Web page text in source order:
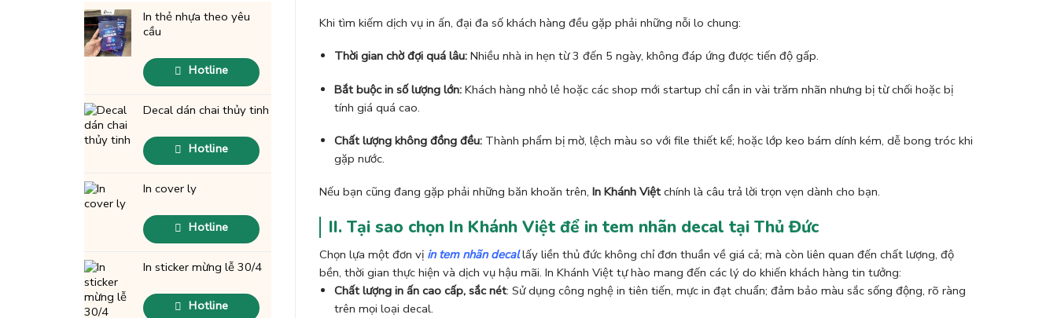
Sticker
GIÁ
In thẻ nhựa theo yêu
cầu
Hotline
Decal dán chai thủy tinh
Hotline
In cover ly
Hotline
In sticker mừng lễ 30/4
Hotline
Khi tìm kiếm dịch vụ in ấn, đại đa số khách hàng đều gặp phải những nỗi lo chung:
Thời gian chờ đợi quá lâu:Nhiều nhà in hẹn từ 3 đến 5 ngày, không đáp ứng được tiến độ gấp.
Bắt buộc in số lượng lớn:Khách hàng nhỏ lẻ hoặc các shop mới startup chỉ cần in vài trăm nhãn nhưng bị từ chối hoặc bị
tính giá quá cao.
Chất lượng không đồng đều:Thành phẩm bị mờ, lệch màu so với file thiết kế; hoặc lớp keo bám dính kém, dễ bong tróc khi
gặp nước.
Nếu bạn cũng đang gặp phải những băn khoăn trên, In Khánh Việtchính là câu trả lời trọn vẹn dành cho bạn.
II. Tại sao chọn In Khánh Việt để in tem nhãn decal tại Thủ Đức
Chọn lựa một đơn vị in tem nhãn decal lấy liền thủ đức không chỉ đơn thuần về giá cả; mà còn liên quan đến chất lượng, độ
bền, thời gian thực hiện và dịch vụ hậu mãi. In Khánh Việt tự hào mang đến các lý do khiến khách hàng tin tưởng:
Chất lượng in ấn cao cấp, sắc nét: Sử dụng công nghệ in tiên tiến, mực in đạt chuẩn; đảm bảo màu sắc sống động, rõ ràng
trên mọi loại decal.